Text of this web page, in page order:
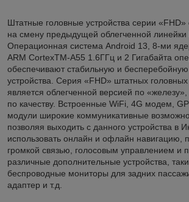
Штатные головные устройства серии
на смену предыдущей облегченной линейки
Операционная система Android 13, 8-ми
ARM CortexTM-A55 1.6ГГц и 2 Гигабайта
обеспечивают стабильную и
устройства. Серия «FHD» штатных головных
является облегченной версией по
по качеству. Встроенные WiFi, 4G модем,
модули широкие коммуникативные
позволяя выходить с данного устройства в
использовать онлайн и офлайн навигацию,
громкой связью, голосовым управлением и
различные дополнительные устройства,
беспроводные мониторы для задних
адаптер и т.д.